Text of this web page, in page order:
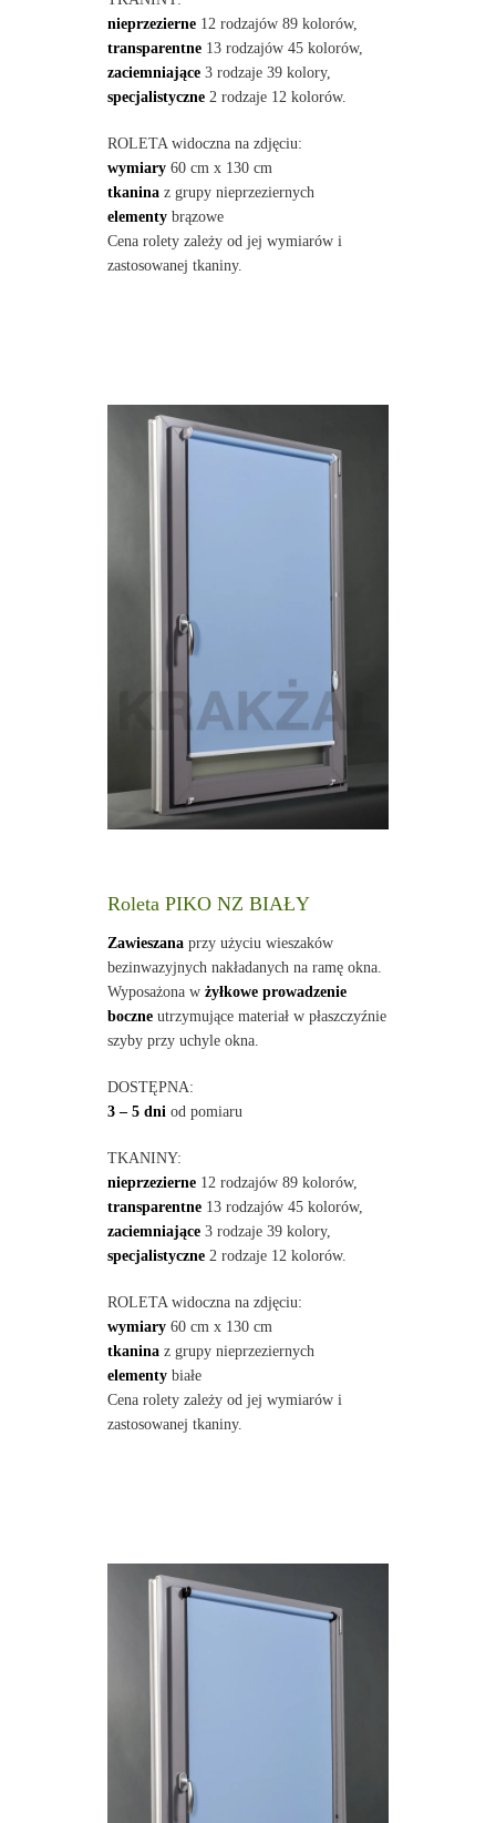
nieprzezierne12 rodzajów 89 kolorów,
transparentne13 rodzajów 45 kolorów,
zaciemniające3 rodzaje 39 kolory,
specjalistyczne2 rodzaje 12 kolorów.
ROLETA widoczna na zdjęciu:
wymiary60 cm x 130 cm
tkaninaz grupy nieprzeziernych
elementybrązowe
Cena rolety zależy od jej wymiarów i
zastosowanej tkaniny.
Roleta PIKO NZ BIAŁY
Zawieszanaprzy użyciu wieszaków
bezinwazyjnych nakładanych na ramę okna.
Wyposażona w żyłkowe prowadzenie
boczneutrzymujące materiał w płaszczyźnie
szyby przy uchyle okna.
DOSTĘPNA:
3 – 5 dni od pomiaru
TKANINY:
nieprzezierne12 rodzajów 89 kolorów,
transparentne13 rodzajów 45 kolorów,
zaciemniające3 rodzaje 39 kolory,
specjalistyczne2 rodzaje 12 kolorów.
ROLETA widoczna na zdjęciu:
wymiary60 cm x 130 cm
tkaninaz grupy nieprzeziernych
elementybiałe
Cena rolety zależy od jej wymiarów i
zastosowanej tkaniny.